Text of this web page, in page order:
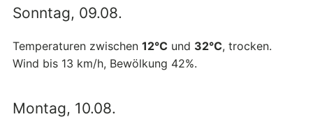
Sonntag, 09.08.
Temperaturen zwischen 12°C und 32°C, trocken.
Wind bis 13 km/h, Bewölkung 42%.
Montag, 10.08.